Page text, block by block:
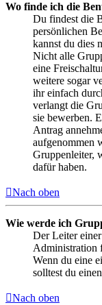
Wo finde ich die
Du findest die
persönlichen
kannst du dies
Nicht alle
eine
weitere sogar
ihr einfach
verlangt die
sie bewerben.
Antrag
aufgenommen
Gruppenleiter,
dafür haben.
Nach oben
Wie werde ich
Der Leiter
Administration
Wenn du eine
solltest du
Nach oben